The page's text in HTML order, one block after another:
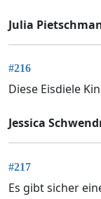
Julia
#216
Diese Eisdiele
Jessica
#217
Es gibt sicher